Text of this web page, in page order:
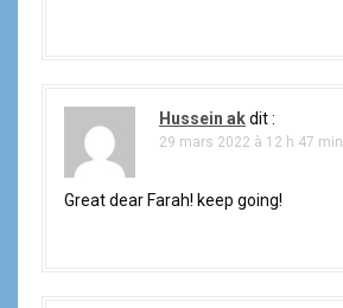
Hussein akdit :
29 mars 2022 à 12 h 47 min
Great dear Farah! keep going!